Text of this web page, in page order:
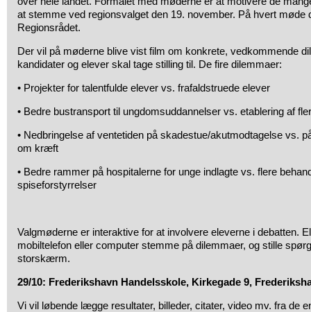
at stemme ved regionsvalget den 19. november. På hvert møde
Regionsrådet.
Der vil på møderne blive vist film om konkrete, vedkommende
kandidater og elever skal tage stilling til. De fire dilemmaer:
• Projekter for talentfulde elever vs. frafaldstruede elever
• Bedre bustransport til ungdomsuddannelser vs. etablering af
• Nedbringelse af ventetiden på skadestue/akutmodtagelse vs.
om kræft
• Bedre rammer på hospitalerne for unge indlagte vs. flere
spiseforstyrrelser
Valgmøderne er interaktive for at involvere eleverne i debatten.
mobiltelefon eller computer stemme på dilemmaer, og stille
storskærm.
29/10: Frederikshavn Handelsskole, Kirkegade 9,
Vi vil løbende lægge resultater, billeder, citater, video mv. fra de